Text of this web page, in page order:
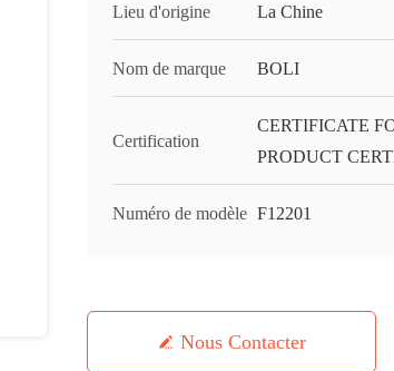
Lieu d'origine La Chine
Nom de marque BOLI
Certification
CERTIFICATE
PRODUCT
Numéro de modèle F12201
Nous Contacter